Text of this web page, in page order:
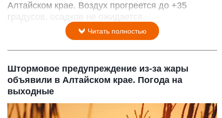
Алтайском крае. Воздух прогреется до +35
градусов, осадков не ожидается.
Читать полностью
Штормовое предупреждение из-за жары
объявили в Алтайском крае. Погода на
выходные